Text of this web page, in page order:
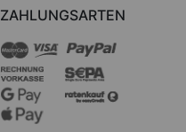
ZAHLUNGSARTEN